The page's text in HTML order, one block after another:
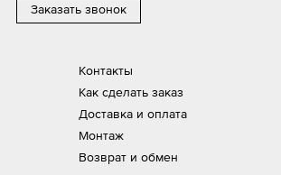
Контакты
Как сделать заказ
Доставка и оплата
Монтаж
Возврат и обмен
Заказать звонок